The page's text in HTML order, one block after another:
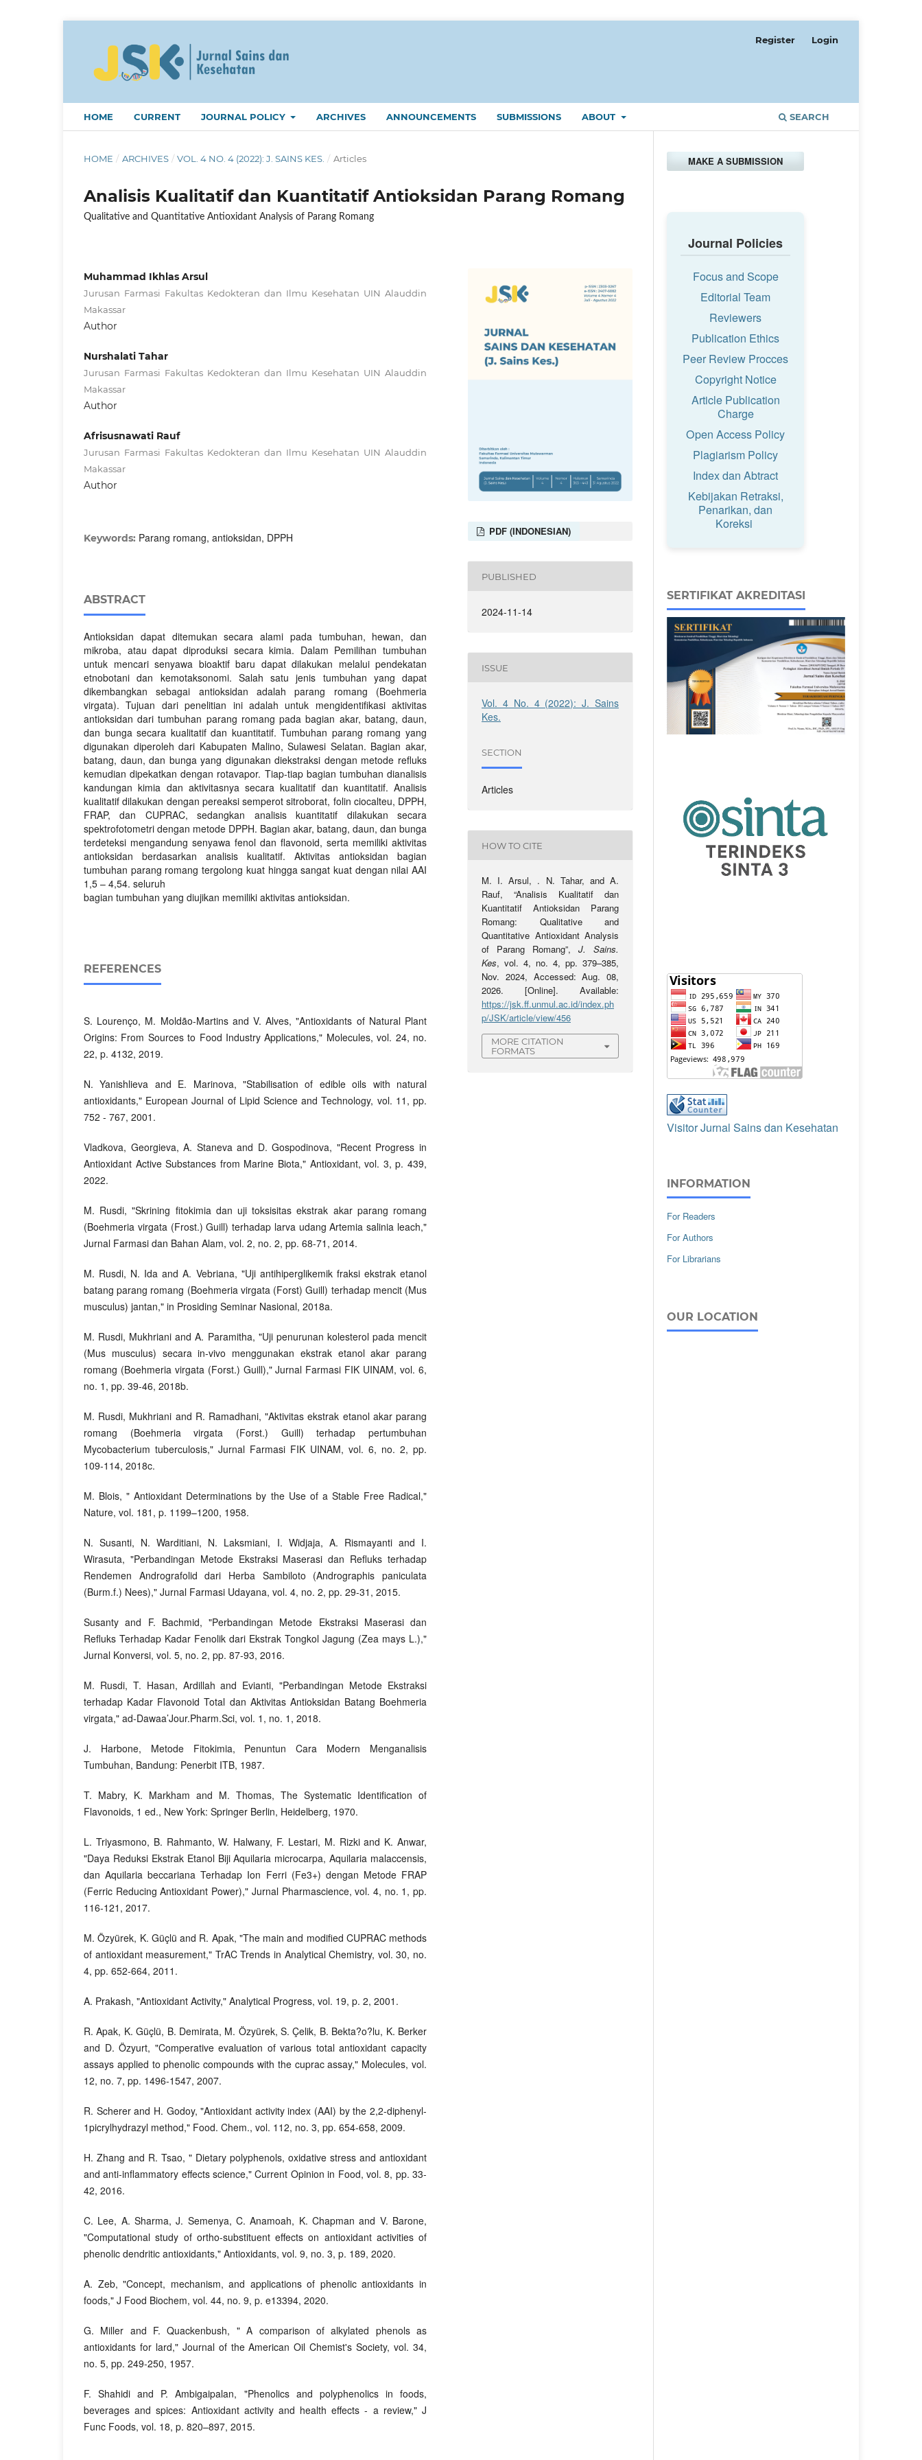
HOME CURRENT JOURNAL POLICY ARCHIVES ANNOUNCEMENTS SUBMISSIONS ABOUT SEARCH
Register Login
HOME / ARCHIVES / VOL. 4 NO. 4 (2022): J. SAINS KES. / Articles
Analisis Kualitatif dan Kuantitatif Antioksidan Parang Romang
Qualitative and Quantitative Antioxidant Analysis of Parang Romang
Muhammad Ikhlas Arsul
Jurusan Farmasi Fakultas Kedokteran dan Ilmu Kesehatan UIN Alauddin
Makassar
Author
Nurshalati Tahar
Jurusan Farmasi Fakultas Kedokteran dan Ilmu Kesehatan UIN Alauddin
Makassar
Author
Afrisusnawati Rauf
Jurusan Farmasi Fakultas Kedokteran dan Ilmu Kesehatan UIN Alauddin
Makassar
Author
Keywords: Parang romang, antioksidan, DPPH
ABSTRACT
Antioksidan dapat ditemukan secara alami pada tumbuhan, hewan, dan
mikroba, atau dapat diproduksi secara kimia. Dalam Pemilihan tumbuhan
untuk mencari senyawa bioaktif baru dapat dilakukan melalui pendekatan
etnobotani dan kemotaksonomi. Salah satu jenis tumbuhan yang dapat
dikembangkan sebagai antioksidan adalah parang romang (Boehmeria
virgata). Tujuan dari penelitian ini adalah untuk mengidentifikasi aktivitas
antioksidan dari tumbuhan parang romang pada bagian akar, batang, daun,
dan bunga secara kualitatif dan kuantitatif. Tumbuhan parang romang yang
digunakan diperoleh dari Kabupaten Malino, Sulawesi Selatan. Bagian akar,
batang, daun, dan bunga yang digunakan diekstraksi dengan metode refluks
kemudian dipekatkan dengan rotavapor. Tiap-tiap bagian tumbuhan dianalisis
kandungan kimia dan aktivitasnya secara kualitatif dan kuantitatif. Analisis
kualitatif dilakukan dengan pereaksi semperot sitroborat, folin ciocalteu, DPPH,
FRAP, dan CUPRAC, sedangkan analisis kuantitatif dilakukan secara
spektrofotometri dengan metode DPPH. Bagian akar, batang, daun, dan bunga
terdeteksi mengandung senyawa fenol dan flavonoid, serta memiliki aktivitas
antioksidan berdasarkan analisis kualitatif. Aktivitas antioksidan bagian
tumbuhan parang romang tergolong kuat hingga sangat kuat dengan nilai AAI
1,5 – 4,54. seluruh
bagian tumbuhan yang diujikan memiliki aktivitas antioksidan.
REFERENCES
S. Lourenço, M. Moldão-Martins and V. Alves, "Antioxidants of Natural Plant
Origins: From Sources to Food Industry Applications," Molecules, vol. 24, no.
22, p. 4132, 2019.
N. Yanishlieva and E. Marinova, "Stabilisation of edible oils with natural
antioxidants," European Journal of Lipid Science and Technology, vol. 11, pp.
752 - 767, 2001.
Vladkova, Georgieva, A. Staneva and D. Gospodinova, "Recent Progress in
Antioxidant Active Substances from Marine Biota," Antioxidant, vol. 3, p. 439,
2022.
M. Rusdi, "Skrining fitokimia dan uji toksisitas ekstrak akar parang romang
(Boehmeria virgata (Frost.) Guill) terhadap larva udang Artemia salinia leach,"
Jurnal Farmasi dan Bahan Alam, vol. 2, no. 2, pp. 68-71, 2014.
M. Rusdi, N. Ida and A. Vebriana, "Uji antihiperglikemik fraksi ekstrak etanol
batang parang romang (Boehmeria virgata (Forst) Guill) terhadap mencit (Mus
musculus) jantan," in Prosiding Seminar Nasional, 2018a.
M. Rusdi, Mukhriani and A. Paramitha, "Uji penurunan kolesterol pada mencit
(Mus musculus) secara in-vivo menggunakan ekstrak etanol akar parang
romang (Boehmeria virgata (Forst.) Guill)," Jurnal Farmasi FIK UINAM, vol. 6,
no. 1, pp. 39-46, 2018b.
M. Rusdi, Mukhriani and R. Ramadhani, "Aktivitas ekstrak etanol akar parang
romang (Boehmeria virgata (Forst.) Guill) terhadap pertumbuhan
Mycobacterium tuberculosis," Jurnal Farmasi FIK UINAM, vol. 6, no. 2, pp.
109-114, 2018c.
M. Blois, " Antioxidant Determinations by the Use of a Stable Free Radical,"
Nature, vol. 181, p. 1199–1200, 1958.
N. Susanti, N. Warditiani, N. Laksmiani, I. Widjaja, A. Rismayanti and I.
Wirasuta, "Perbandingan Metode Ekstraksi Maserasi dan Refluks terhadap
Rendemen Andrografolid dari Herba Sambiloto (Andrographis paniculata
(Burm.f.) Nees)," Jurnal Farmasi Udayana, vol. 4, no. 2, pp. 29-31, 2015.
Susanty and F. Bachmid, "Perbandingan Metode Ekstraksi Maserasi dan
Refluks Terhadap Kadar Fenolik dari Ekstrak Tongkol Jagung (Zea mays L.),"
Jurnal Konversi, vol. 5, no. 2, pp. 87-93, 2016.
M. Rusdi, T. Hasan, Ardillah and Evianti, "Perbandingan Metode Ekstraksi
terhadap Kadar Flavonoid Total dan Aktivitas Antioksidan Batang Boehmeria
virgata," ad-Dawaa’Jour.Pharm.Sci, vol. 1, no. 1, 2018.
J. Harbone, Metode Fitokimia, Penuntun Cara Modern Menganalisis
Tumbuhan, Bandung: Penerbit ITB, 1987.
T. Mabry, K. Markham and M. Thomas, The Systematic Identification of
Flavonoids, 1 ed., New York: Springer Berlin, Heidelberg, 1970.
L. Triyasmono, B. Rahmanto, W. Halwany, F. Lestari, M. Rizki and K. Anwar,
"Daya Reduksi Ekstrak Etanol Biji Aquilaria microcarpa, Aquilaria malaccensis,
dan Aquilaria beccariana Terhadap Ion Ferri (Fe3+) dengan Metode FRAP
(Ferric Reducing Antioxidant Power)," Jurnal Pharmascience, vol. 4, no. 1, pp.
116-121, 2017.
M. Özyürek, K. Güçlü and R. Apak, "The main and modified CUPRAC methods
of antioxidant measurement," TrAC Trends in Analytical Chemistry, vol. 30, no.
4, pp. 652-664, 2011.
A. Prakash, "Antioxidant Activity," Analytical Progress, vol. 19, p. 2, 2001.
R. Apak, K. Güçlü, B. Demirata, M. Özyürek, S. Çelik, B. Bekta?o?lu, K. Berker
and D. Özyurt, "Comperative evaluation of various total antioxidant capacity
assays applied to phenolic compounds with the cuprac assay," Molecules, vol.
12, no. 7, pp. 1496-1547, 2007.
R. Scherer and H. Godoy, "Antioxidant activity index (AAI) by the 2,2-diphenyl-
1picrylhydrazyl method," Food. Chem., vol. 112, no. 3, pp. 654-658, 2009.
H. Zhang and R. Tsao, " Dietary polyphenols, oxidative stress and antioxidant
and anti-inflammatory effects science," Current Opinion in Food, vol. 8, pp. 33-
42, 2016.
C. Lee, A. Sharma, J. Semenya, C. Anamoah, K. Chapman and V. Barone,
"Computational study of ortho-substituent effects on antioxidant activities of
phenolic dendritic antioxidants," Antioxidants, vol. 9, no. 3, p. 189, 2020.
A. Zeb, "Concept, mechanism, and applications of phenolic antioxidants in
foods," J Food Biochem, vol. 44, no. 9, p. e13394, 2020.
G. Miller and F. Quackenbush, " A comparison of alkylated phenols as
antioxidants for lard," Journal of the American Oil Chemist's Society, vol. 34,
no. 5, pp. 249-250, 1957.
F. Shahidi and P. Ambigaipalan, "Phenolics and polyphenolics in foods,
beverages and spices: Antioxidant activity and health effects - a review," J
Func Foods, vol. 18, p. 820–897, 2015.
PDF (INDONESIAN)
PUBLISHED
2024-11-14
ISSUE
Vol. 4 No. 4 (2022): J. Sains
Kes.
SECTION
Articles
HOW TO CITE
M. I. Arsul, . N. Tahar, and A.
Rauf, “Analisis Kualitatif dan
Kuantitatif Antioksidan Parang
Romang: Qualitative and
Quantitative Antioxidant Analysis
of Parang Romang”, J. Sains.
Kes, vol. 4, no. 4, pp. 379–385,
Nov. 2024, Accessed: Aug. 08,
2026. [Online]. Available:
https://jsk.ff.unmul.ac.id/index.ph
p/JSK/article/view/456
MORE CITATION
FORMATS
MAKE A SUBMISSION
Journal Policies
Focus and Scope
Editorial Team
Reviewers
Publication Ethics
Peer Review Procces
Copyright Notice
Article Publication
Charge
Open Access Policy
Plagiarism Policy
Index dan Abtract
Kebijakan Retraksi,
Penarikan, dan
Koreksi
SERTIFIKAT AKREDITASI
Visitor Jurnal Sains dan Kesehatan
INFORMATION
For Readers
For Authors
For Librarians
OUR LOCATION